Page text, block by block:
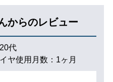
からのレビュー
20代
ヤ使用月数： 1ヶ月